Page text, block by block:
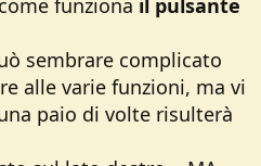
funziona il pulsante
sembrare complicato
alle varie funzioni, ma vi
paio di volte risulterà